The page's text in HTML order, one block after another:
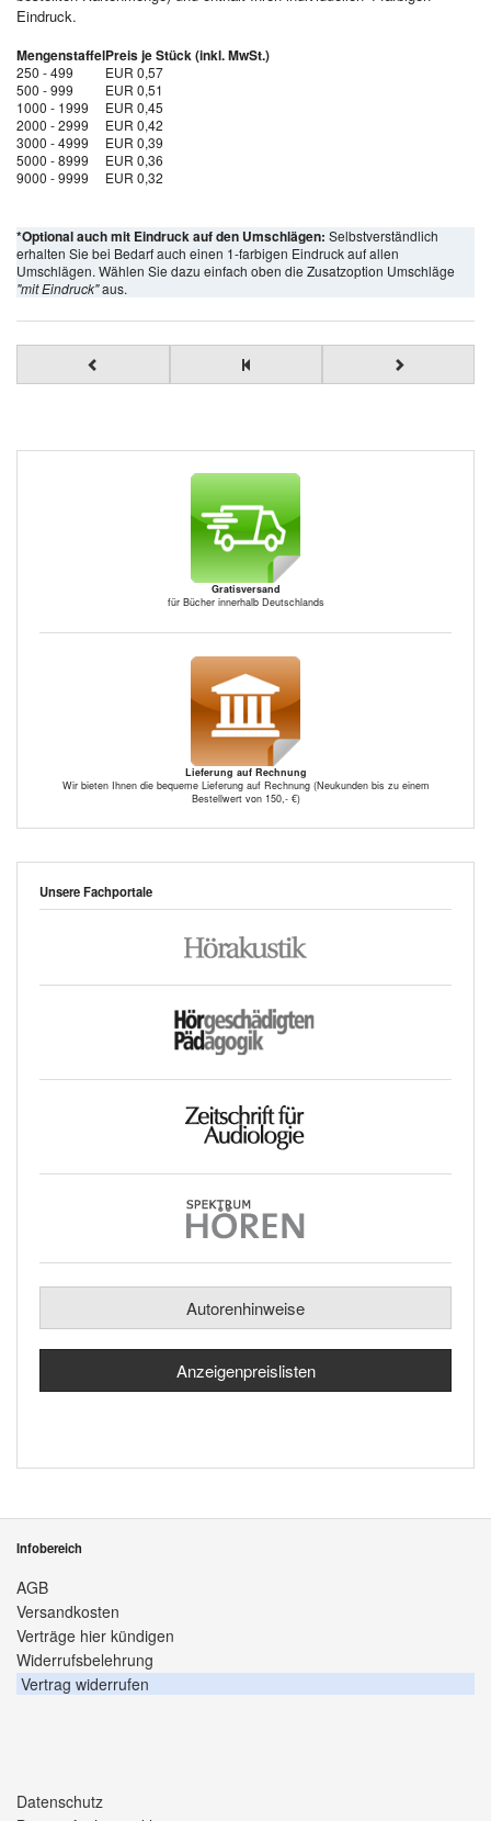
Eindruck.
MengenstaffelPreis je Stück (inkl. MwSt.)
250 - 499
EUR 0,57
500 - 999
EUR 0,51
1000 - 1999
EUR 0,45
2000 - 2999
EUR 0,42
3000 - 4999
EUR 0,39
5000 - 8999
EUR 0,36
9000 - 9999
EUR 0,32
*Optional auch mit Eindruck auf den Umschlägen: Selbstverständlich
erhalten Sie bei Bedarf auch einen 1-farbigen Eindruck auf allen
Umschlägen. Wählen Sie dazu einfach oben die Zusatzoption Umschläge
"mit Eindruck"aus.
Gratisversand
für Bücher innerhalb Deutschlands
Lieferung auf Rechnung
Wir bieten Ihnen die bequeme Lieferung auf Rechnung (Neukunden bis zu einem
Bestellwert von 150,- €)
Unsere Fachportale
Autorenhinweise
Anzeigenpreislisten
Infobereich
AGB
Versandkosten
Verträge hier kündigen
Widerrufsbelehrung
Vertrag widerrufen
Datenschutz